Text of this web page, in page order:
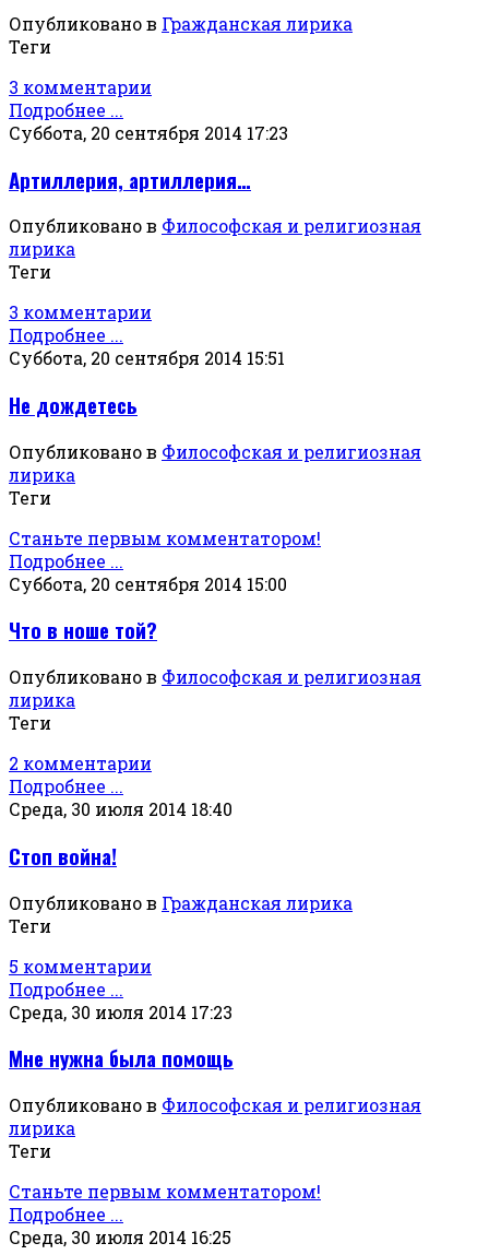
Опубликовано в Гражданская лирика
Теги
3 комментарии
Подробнее ...
Суббота, 20 сентября 2014 17:23
Артиллерия, артиллерия…
Опубликовано в Философская и религиозная
лирика
Теги
3 комментарии
Подробнее ...
Суббота, 20 сентября 2014 15:51
Не дождетесь
Опубликовано в Философская и религиозная
лирика
Теги
Станьте первым комментатором!
Подробнее ...
Суббота, 20 сентября 2014 15:00
Что в ноше той?
Опубликовано в Философская и религиозная
лирика
Теги
2 комментарии
Подробнее ...
Среда, 30 июля 2014 18:40
Стоп война!
Опубликовано в Гражданская лирика
Теги
5 комментарии
Подробнее ...
Среда, 30 июля 2014 17:23
Мне нужна была помощь
Опубликовано в Философская и религиозная
лирика
Теги
Станьте первым комментатором!
Подробнее ...
Среда, 30 июля 2014 16:25